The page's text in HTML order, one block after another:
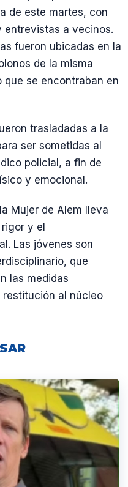
de este martes, con
entrevistas a vecinos.
fueron ubicadas en la
de la misma
que se encontraban en
trasladadas a la
ser sometidas al
policial, a fin de
y emocional.
Mujer de Alem lleva
y el
Las jóvenes son
que
las medidas
al núcleo